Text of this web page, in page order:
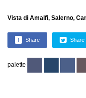
Vista di Amalfi, Salerno,
f Share Share
palette